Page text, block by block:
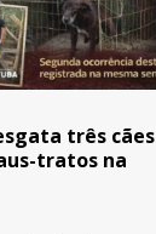
três cães
tratos na